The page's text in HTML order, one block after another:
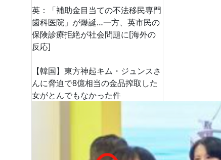
英：「補助金目当ての不法移民専門
歯科医院」が爆誕…一方、英市民の
保険診療拒絶が社会問題に[海外の
反応]
【韓国】東方神起キム・ジュンスさ
んに脅迫で8億相当の金品搾取した
女がとんでもなかった件